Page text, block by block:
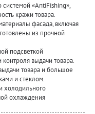
«AntiFishing»,
кражи товара.
фасада, включая
из прочной
подсветкой
выдачи товара.
товара и большое
и стеклом.
холодильного
охлаждения